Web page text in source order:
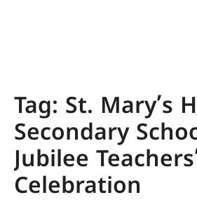
Tag: St. Mary’s
Secondary
Jubilee
Celebration